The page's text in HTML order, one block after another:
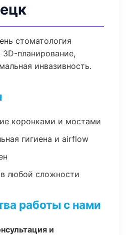
стоматология
3D-планирование,
инвазивность.
коронками и мостами
гигиена и airflow
любой сложности
работы с нами
и